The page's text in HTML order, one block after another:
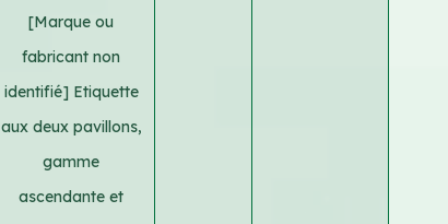
[Marque ou
fabricant non
identifié] Etiquette
aux deux pavillons,
gamme
ascendante et